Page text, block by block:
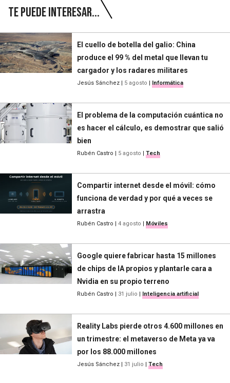
Te puede interesar...
El cuello de botella del galio: China
produce el 99 % del metal que llevan tu
cargador y los radares militares
Jesús Sánchez | 5 agosto | Informática
El problema de la computación cuántica no
es hacer el cálculo, es demostrar que salió
bien
Rubén Castro | 5 agosto | Tech
Compartir internet desde el móvil: cómo
funciona de verdad y por qué a veces se
arrastra
Rubén Castro | 4 agosto | Móviles
Google quiere fabricar hasta 15 millones
de chips de IA propios y plantarle cara a
Nvidia en su propio terreno
Rubén Castro | 31 julio | Inteligencia artificial
Reality Labs pierde otros 4.600 millones en
un trimestre: el metaverso de Meta ya va
por los 88.000 millones
Jesús Sánchez | 31 julio | Tech